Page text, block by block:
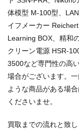
体模型 M-100型、
イフメーカー
Learning BOX、精和
クリーン電源 HSR-
3500など専門性の高
場合がございます。
ような商品がある場
くださいませ。
買取までの流れと致